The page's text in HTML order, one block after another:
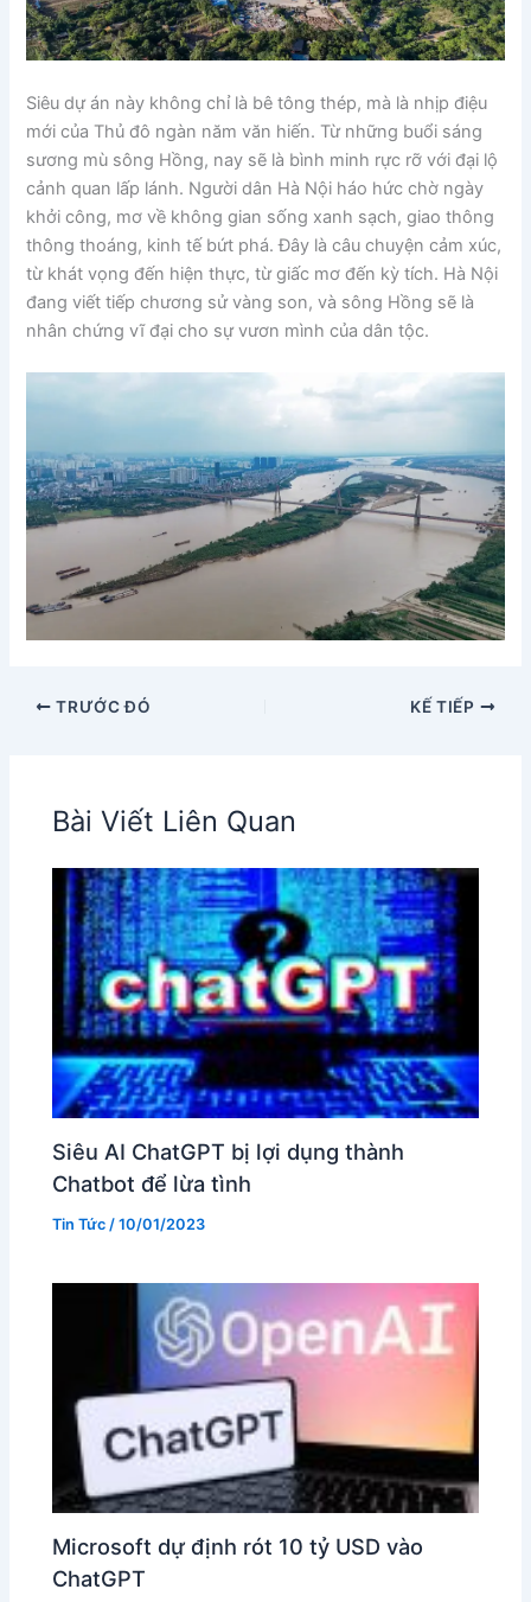
Siêu dự án này không chỉ là bê tông thép, mà là nhịp điệu
mới của Thủ đô ngàn năm văn hiến. Từ những buổi sáng
sương mù sông Hồng, nay sẽ là bình minh rực rỡ với đại lộ
cảnh quan lấp lánh. Người dân Hà Nội háo hức chờ ngày
khởi công, mơ về không gian sống xanh sạch, giao thông
thông thoáng, kinh tế bứt phá. Đây là câu chuyện cảm xúc,
từ khát vọng đến hiện thực, từ giấc mơ đến kỳ tích. Hà Nội
đang viết tiếp chương sử vàng son, và sông Hồng sẽ là
nhân chứng vĩ đại cho sự vươn mình của dân tộc.
TRƯỚC ĐÓ KẾ TIẾP
Bài Viết Liên Quan
Siêu AI ChatGPT bị lợi dụng thành
Chatbot để lừa tình
Tin Tức /10/01/2023
Microsoft dự định rót 10 tỷ USD vào
ChatGPT